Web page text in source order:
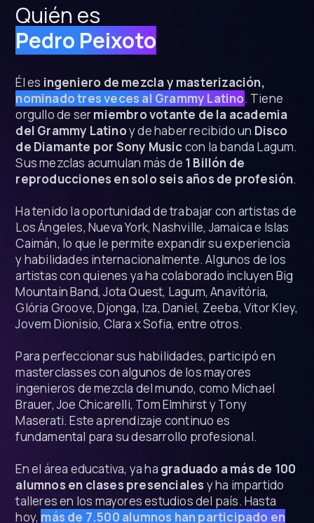
Quién es
Pedro Peixoto
Él es ingeniero de mezcla y masterización,
nominado tres veces al Grammy Latino. Tiene
orgullo de sermiembro votante de la academia
del Grammy Latinoy de haber recibido un Disco
de Diamante por Sony Musiccon la banda Lagum.
Sus mezclas acumulan más de 1 Billón de
reproducciones en solo seis años de profesión.
Ha tenido la oportunidad de trabajar con artistas de
Los Ángeles, Nueva York, Nashville, Jamaica e Islas
Caimán, lo que le permite expandir su experiencia
y habilidades internacionalmente. Algunos de los
artistas con quienes ya ha colaborado incluyen Big
Mountain Band, Jota Quest, Lagum, Anavitória,
Glória Groove, Djonga, Iza, Daniel, Zeeba, Vitor Kley,
Jovem Dionisio, Clara x Sofia, entre otros.
Para perfeccionar sus habilidades, participó en
masterclasses con algunos de los mayores
ingenieros de mezcla del mundo, como Michael
Brauer, Joe Chicarelli, Tom Elmhirst y Tony
Maserati. Este aprendizaje continuo es
fundamental para su desarrollo profesional.
En el área educativa, ya ha graduado a más de 100
alumnos en clases presenciales y ha impartido
talleres en los mayores estudios del país. Hasta
hoy, más de 7.500 alumnos han participado en